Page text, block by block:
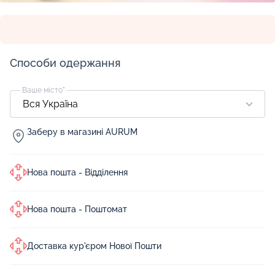
Способи одержання
Ваше місто*
Заберу в магазині AURUM
Нова пошта - Відділення
Нова пошта - Поштомат
Доставка кур'єром Нової Пошти